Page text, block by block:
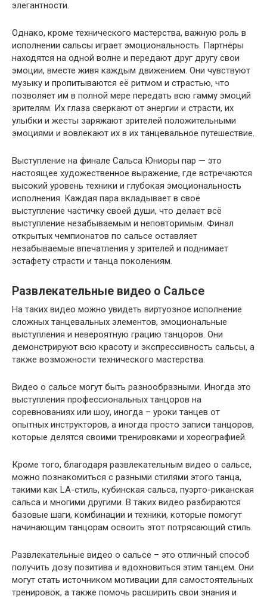
элегантности.
Однако, кроме технического мастерства, важную роль в
исполнении сальсы играет эмоциональность. Партнёры
находятся на одной волне и передают друг другу свои
эмоции, вместе живя каждым движением. Они чувствуют
музыку и пропитываются её ритмом и страстью, что
позволяет им в полной мере передать всю гамму эмоций
зрителям. Их глаза сверкают от энергии и страсти, их
улыбки и жесты заряжают зрителей положительными
эмоциями и вовлекают их в их танцевальное путешествие.
Выступление на финале Сальса Юниоры пар — это
настоящее художественное выражение, где встречаются
высокий уровень техники и глубокая эмоциональность
исполнения. Каждая пара вкладывает в своё
выступление частичку своей души, что делает всё
выступление незабываемым и неповторимым. Финал
открытых чемпионатов по сальсе оставляет
незабываемые впечатления у зрителей и поднимает
эстафету страсти и танца поколениям.
Развлекательные видео о Сальсе
На таких видео можно увидеть виртуозное исполнение
сложных танцевальных элементов, эмоциональные
выступления и невероятную грацию танцоров. Они
демонстрируют всю красоту и экспрессивность сальсы, а
также возможности технического мастерства.
Видео о сальсе могут быть разнообразными. Иногда это
выступления профессиональных танцоров на
соревнованиях или шоу, иногда – уроки танцев от
опытных инструкторов, а иногда просто записи танцоров,
которые делятся своими тренировками и хореографией.
Кроме того, благодаря развлекательным видео о сальсе,
можно познакомиться с разными стилями этого танца,
такими как LA-стиль, кубинская сальса, пуэрто-риканская
сальса и многими другими. В таких видео разбираются
базовые шаги, комбинации и техники, которые помогут
начинающим танцорам освоить этот потрясающий стиль.
Развлекательные видео о сальсе – это отличный способ
получить дозу позитива и вдохновиться этим танцем. Они
могут стать источником мотивации для самостоятельных
тренировок, а также помочь расширить свои знания и